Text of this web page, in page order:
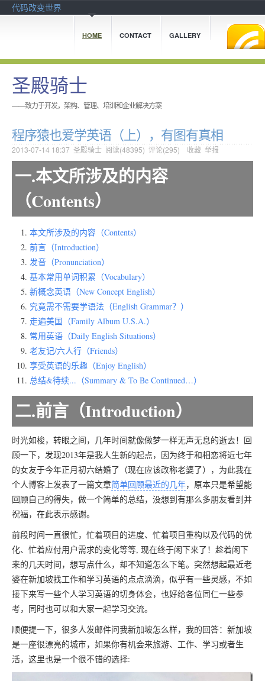
代码改变世界
HOME CONTACT GALLERY
圣殿骑士
——致力于开发，架构、管理、培训和企业解决方案
程序猿也爱学英语（上），有图有真相
2013-07-14 18:37 圣殿骑士 阅读(48395) 评论(295) 收藏 举报
一.本文所涉及的内容
（Contents）
本文所涉及的内容（Contents）
前言（Introduction）
发音（Pronunciation）
基本常用单词积累（Vocabulary）
新概念英语（New Concept English）
究竟需不需要学语法（English Grammar？）
走遍美国（Family Album U.S.A.）
常用英语（Daily English Situations）
老友记/六人行（Friends）
享受英语的乐趣（Enjoy English）
总结&待续...（Summary & To Be Continued…）
二.前言（Introduction）
时光如梭，转眼之间，几年时间就像做梦一样无声无息的逝去！回
顾一下，发现2013年是我人生新的起点，因为终于和相恋将近七年
的女友于今年正月初六结婚了（现在应该改称老婆了），为此我在
个人博客上发表了一篇文章简单回顾最近的几年，原本只是希望能
回顾自己的得失，做一个简单的总结，没想到有那么多朋友看到并
祝福，在此表示感谢。
前段时间一直很忙，忙着项目的进度、忙着项目重构以及代码的优
化、忙着应付用户需求的变化等等, 现在终于闲下来了！趁着闲下
来的几天时间，想写点什么，却不知道怎么下笔。突然想起最近老
婆在新加坡找工作和学习英语的点点滴滴，似乎有一些灵感，不如
接下来写一些个人学习英语的切身体会，也好给各位同仁一些参
考，同时也可以和大家一起学习交流。
顺便提一下，很多人发邮件问我新加坡怎么样，我的回答：新加坡
是一座很漂亮的城市，如果你有机会来旅游、工作、学习或者生
活，这里也是一个很不错的选择: